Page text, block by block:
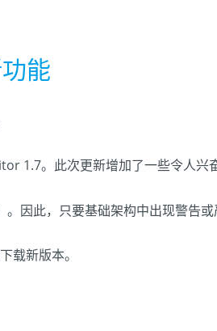
能
1.7。此次更新增加了一些令人兴
因此，只要基础架构中出现警告或
载新版本。